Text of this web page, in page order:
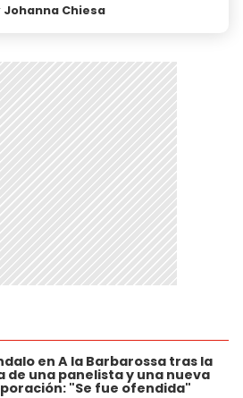
Johanna Chiesa
en A la Barbarossa tras la
de una panelista y una nueva
"Se fue ofendida"